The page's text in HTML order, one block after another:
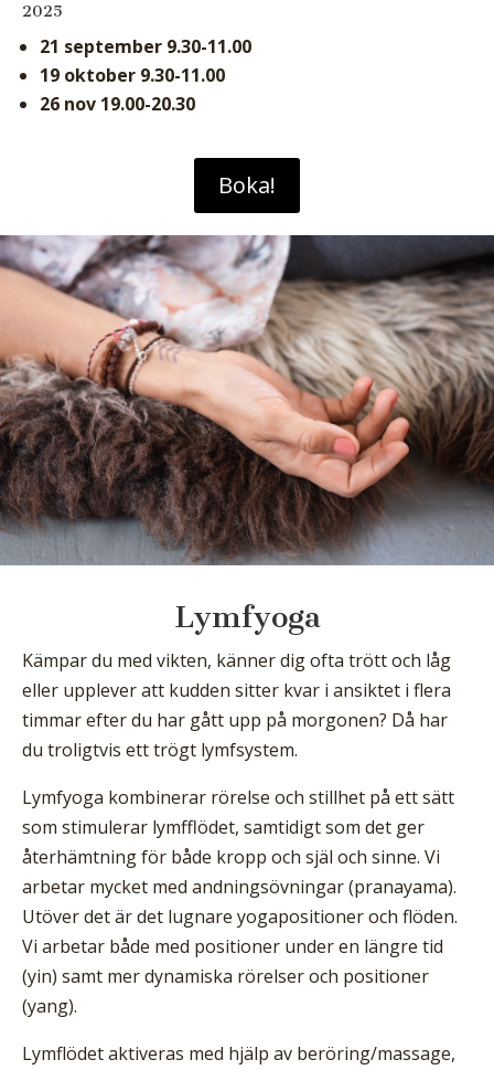
2025
21 september 9.30-11.00
19 oktober 9.30-11.00
26 nov 19.00-20.30
Boka!
Lymfyoga
Kämpar du med vikten, känner dig ofta trött och låg
eller upplever att kudden sitter kvar i ansiktet i flera
timmar efter du har gått upp på morgonen? Då har
du troligtvis ett trögt lymfsystem.
Lymfyoga kombinerar rörelse och stillhet på ett sätt
som stimulerar lymfflödet, samtidigt som det ger
återhämtning för både kropp och själ och sinne. Vi
arbetar mycket med andningsövningar (pranayama).
Utöver det är det lugnare yogapositioner och flöden.
Vi arbetar både med positioner under en längre tid
(yin) samt mer dynamiska rörelser och positioner
(yang).
Lymflödet aktiveras med hjälp av beröring/massage,